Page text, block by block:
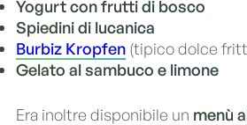
Yogurt con frutti di bosco
Spiedini di lucanica
Burbiz Kropfen (tipico dolce
Gelato al sambuco e limone
Era inoltre disponibile un menù